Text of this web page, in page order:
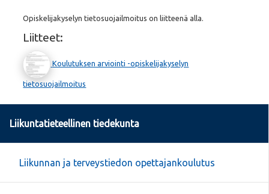
Opiskelijakyselyn tietosuojailmoitus on liitteenä alla.
Liitteet:
Koulutuksen arviointi -opiskelijakyselyn
tietosuojailmoitus
Liikuntatieteellinen tiedekunta
Liikunnan ja terveystiedon opettajankoulutus